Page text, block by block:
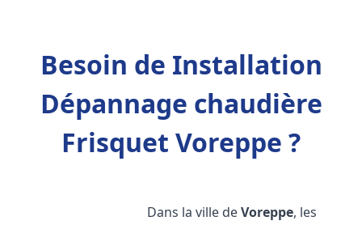
Besoin de Installation
Dépannage chaudière
Frisquet Voreppe ?
Dans la ville deVoreppe, les